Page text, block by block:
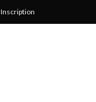
Inscription